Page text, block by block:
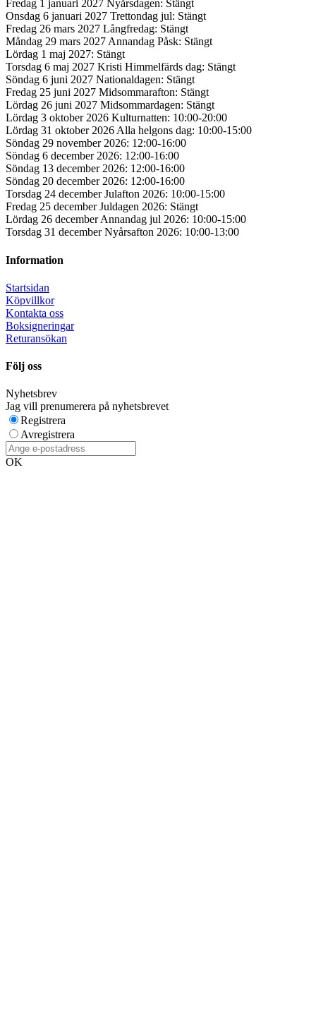
Fredag 1 januari 2027 Nyårsdagen: Stängt
Onsdag 6 januari 2027 Trettondag jul: Stängt
Fredag 26 mars 2027 Långfredag: Stängt
Måndag 29 mars 2027 Annandag Påsk: Stängt
Lördag 1 maj 2027: Stängt
Torsdag 6 maj 2027 Kristi Himmelfärds dag: Stängt
Söndag 6 juni 2027 Nationaldagen: Stängt
Fredag 25 juni 2027 Midsommarafton: Stängt
Lördag 26 juni 2027 Midsommardagen: Stängt
Lördag 3 oktober 2026 Kulturnatten: 10:00-20:00
Lördag 31 oktober 2026 Alla helgons dag: 10:00-15:00
Söndag 29 november 2026: 12:00-16:00
Söndag 6 december 2026: 12:00-16:00
Söndag 13 december 2026: 12:00-16:00
Söndag 20 december 2026: 12:00-16:00
Torsdag 24 december Julafton 2026: 10:00-15:00
Fredag 25 december Juldagen 2026: Stängt
Lördag 26 december Annandag jul 2026: 10:00-15:00
Torsdag 31 december Nyårsafton 2026: 10:00-13:00
Information
Startsidan
Köpvillkor
Kontakta oss
Boksigneringar
Returansökan
Följ oss
Nyhetsbrev
Jag vill prenumerera på nyhetsbrevet
Registrera
Avregistrera
OK